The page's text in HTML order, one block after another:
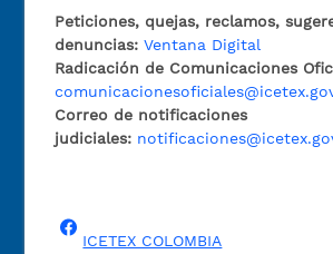
Peticiones, quejas, reclamos,
denuncias: Ventana Digital
Radicación de Comunicaciones
Correo de notificaciones
judiciales:
ICETEX COLOMBIA